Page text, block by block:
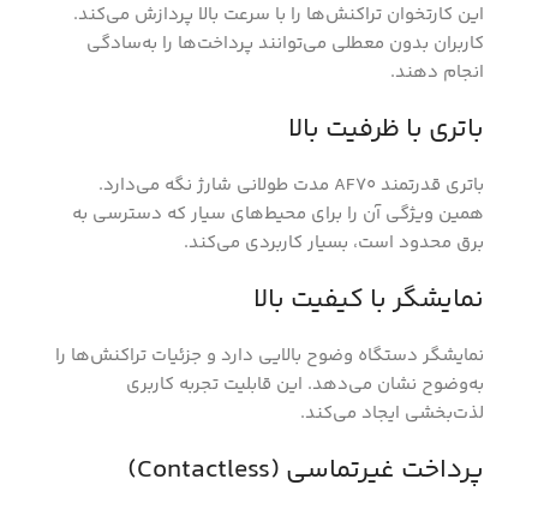
این کارتخوان تراکنش‌ها را با سرعت بالا پردازش می‌کند.
کاربران بدون معطلی می‌توانند پرداخت‌ها را به‌سادگی
انجام دهند.
باتری با ظرفیت بالا
باتری قدرتمند AF70 مدت طولانی شارژ نگه می‌دارد.
همین ویژگی آن را برای محیط‌های سیار که دسترسی به
برق محدود است، بسیار کاربردی می‌کند.
نمایشگر با کیفیت بالا
نمایشگر دستگاه وضوح بالایی دارد و جزئیات تراکنش‌ها را
به‌وضوح نشان می‌دهد. این قابلیت تجربه کاربری
لذت‌بخشی ایجاد می‌کند.
پرداخت غیرتماسی (Contactless)